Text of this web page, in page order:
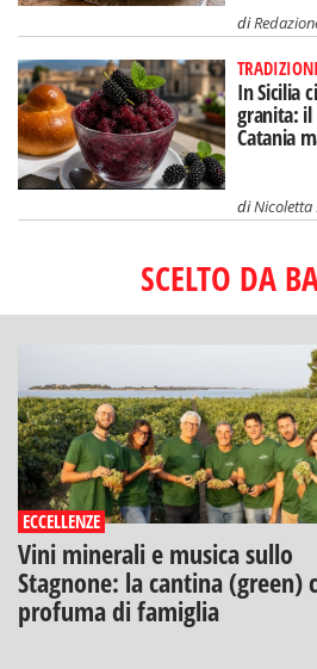
di
TRADIZIONI
In Sicilia
granita: il
Catania
diNicoletta
SCELTO DA
ECCELLENZE
Vini minerali e musica sullo
Stagnone: la cantina (green)
profuma di famiglia